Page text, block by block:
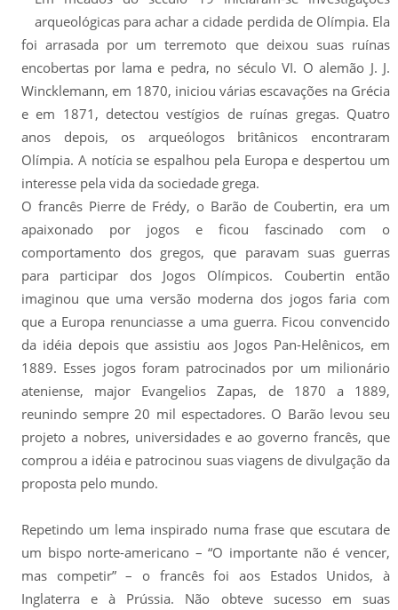
arqueológicas para achar a cidade perdida de Olímpia. Ela
foi arrasada por um terremoto que deixou suas ruínas
encobertas por lama e pedra, no século VI. O alemão J. J.
Wincklemann, em 1870, iniciou várias escavações na Grécia
e em 1871, detectou vestígios de ruínas gregas. Quatro
anos depois, os arqueólogos britânicos encontraram
Olímpia. A notícia se espalhou pela Europa e despertou um
interesse pela vida da sociedade grega.
O francês Pierre de Frédy, o Barão de Coubertin, era um
apaixonado por jogos e ficou fascinado com o
comportamento dos gregos, que paravam suas guerras
para participar dos Jogos Olímpicos. Coubertin então
imaginou que uma versão moderna dos jogos faria com
que a Europa renunciasse a uma guerra. Ficou convencido
da idéia depois que assistiu aos Jogos Pan-Helênicos, em
1889. Esses jogos foram patrocinados por um milionário
ateniense, major Evangelios Zapas, de 1870 a 1889,
reunindo sempre 20 mil espectadores. O Barão levou seu
projeto a nobres, universidades e ao governo francês, que
comprou a idéia e patrocinou suas viagens de divulgação da
proposta pelo mundo.
Repetindo um lema inspirado numa frase que escutara de
um bispo norte-americano – “O importante não é vencer,
mas competir” – o francês foi aos Estados Unidos, à
Inglaterra e à Prússia. Não obteve sucesso em suas